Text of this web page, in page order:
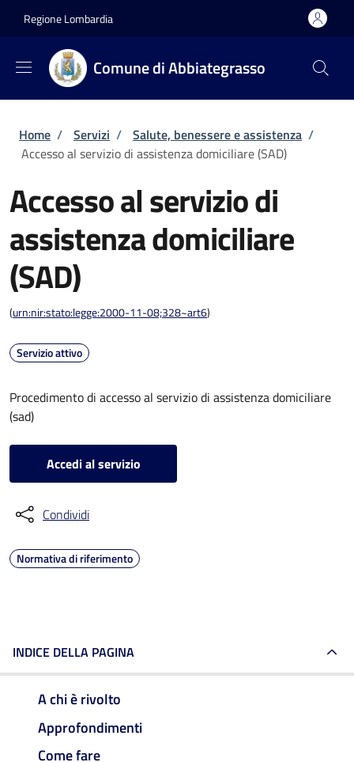
Regione Lombardia
Comune di Abbiategrasso
Briciole di pane
Home / Servizi / Salute, benessere e assistenza /
Accesso al servizio di assistenza domiciliare (SAD)
Accesso al servizio di
assistenza domiciliare
(SAD)
(urn:nir:stato:legge:2000-11-08;328~art6)
Servizio attivo
Procedimento di accesso al servizio di assistenza domiciliare
(sad)
Accedi al servizio
Condividi
Normativa di riferimento
INDICE DELLA PAGINA
A chi è rivolto
Approfondimenti
Come fare